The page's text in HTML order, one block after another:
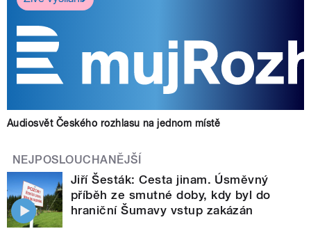
Audiosvět Českého rozhlasu na jednom místě
NEJPOSLOUCHANĚJŠÍ
Jiří Šesták: Cesta jinam. Úsměvný
příběh ze smutné doby, kdy byl do
hraniční Šumavy vstup zakázán